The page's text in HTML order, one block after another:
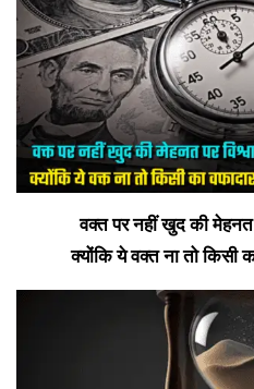
वक्त पर नहीं खुद की मेहनत
क्योंकि ये वक्त ना तो किसी